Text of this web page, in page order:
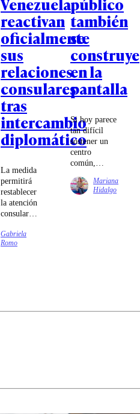
reactivan
oficialmente
sus
relaciones
consulares
tras
intercambio
diplomático
La medida
permitirá
restablecer
la atención
consular
ciudadanos
chilenos y
vínculos
Gabriela
Romo
también
se
construye
en la
pantalla
Si hoy parece
tan difícil
sostener un
centro
común,
de la tarea
sea volver a
uno de esos
todavía es
pensar en
Mariana
Hidalgo